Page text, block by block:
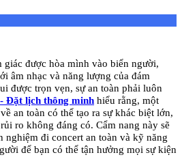
được hòa mình vào biển người,
âm nhạc và năng lượng của đám
được trọn vẹn, sự an toàn phải luôn
Đặt lịch thông minh hiểu rằng, một
an toàn có thể tạo ra sự khác biệt lớn,
ro không đáng có. Cẩm nang này sẽ
nghiệm đi concert an toàn và kỹ năng
để bạn có thể tận hưởng mọi sự kiện